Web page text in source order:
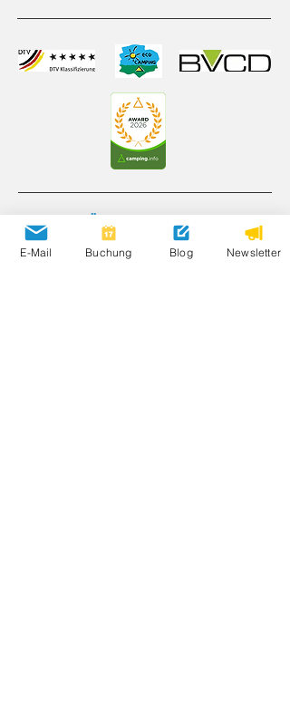
Öffnungszeiten
20. März – 1. November 2026
E-Mail Buchung Blog Newsletter